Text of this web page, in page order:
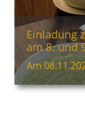
Einladung
am 8. und
Am